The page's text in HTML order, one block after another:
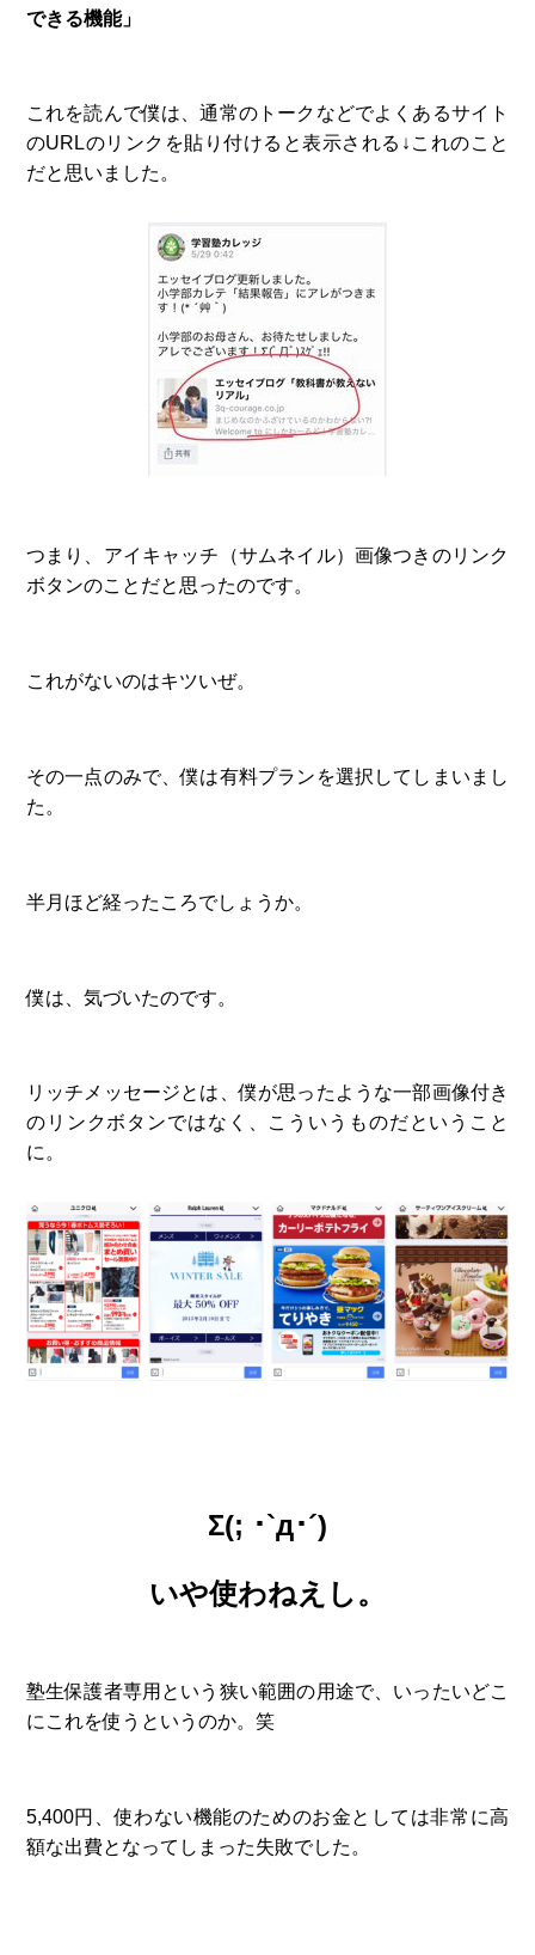
できる機能」
これを読んで僕は、通常のトークなどでよくあるサイト
のURLのリンクを貼り付けると表示される↓これのこと
だと思いました。
つまり、アイキャッチ（サムネイル）画像つきのリンク
ボタンのことだと思ったのです。
これがないのはキツいぜ。
その一点のみで、僕は有料プランを選択してしまいまし
た。
半月ほど経ったころでしょうか。
僕は、気づいたのです。
リッチメッセージとは、僕が思ったような一部画像付き
のリンクボタンではなく、こういうものだということ
に。
Σ(; ･`д･´)
いや使わねえし。
塾生保護者専用という狭い範囲の用途で、いったいどこ
にこれを使うというのか。笑
5,400円、使わない機能のためのお金としては非常に高
額な出費となってしまった失敗でした。